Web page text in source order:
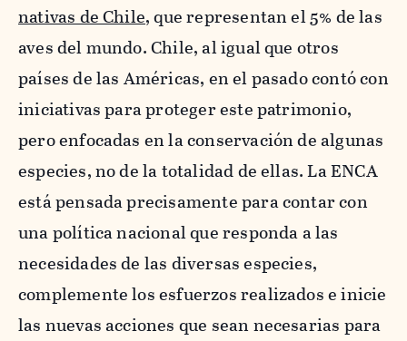
nativas de Chile, que representan el 5% de las
aves del mundo. Chile, al igual que otros
países de las Américas, en el pasado contó con
iniciativas para proteger este patrimonio,
pero enfocadas en la conservación de algunas
especies, no de la totalidad de ellas. La ENCA
está pensada precisamente para contar con
una política nacional que responda a las
necesidades de las diversas especies,
complemente los esfuerzos realizados e inicie
las nuevas acciones que sean necesarias para